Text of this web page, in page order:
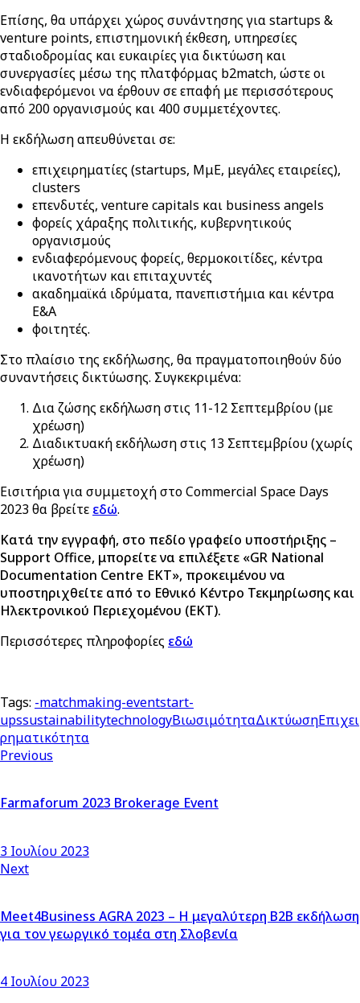
Επίσης, θα υπάρχει χώρος συνάντησης για startups &
venture points, επιστημονική έκθεση, υπηρεσίες
σταδιοδρομίας και ευκαιρίες για δικτύωση και
συνεργασίες μέσω της πλατφόρμας b2match, ώστε οι
ενδιαφερόμενοι να έρθουν σε επαφή με περισσότερους
από 200 οργανισμούς και 400 συμμετέχοντες.
Η εκδήλωση απευθύνεται σε:
επιχειρηματίες (startups, ΜμΕ, μεγάλες εταιρείες),
clusters
επενδυτές, venture capitals και business angels
φορείς χάραξης πολιτικής, κυβερνητικούς
οργανισμούς
ενδιαφερόμενους φορείς, θερμοκοιτίδες, κέντρα
ικανοτήτων και επιταχυντές
ακαδημαϊκά ιδρύματα, πανεπιστήμια και κέντρα
Ε&Α
φοιτητές.
Στο πλαίσιο της εκδήλωσης, θα πραγματοποιηθούν δύο
συναντήσεις δικτύωσης. Συγκεκριμένα:
Δια ζώσης εκδήλωση στις 11-12 Σεπτεμβρίου (με
χρέωση)
Διαδικτυακή εκδήλωση στις 13 Σεπτεμβρίου (χωρίς
χρέωση)
Εισιτήρια για συμμετοχή στο Commercial Space Days
2023 θα βρείτε εδώ.
Κατά την εγγραφή, στο πεδίο γραφείο υποστήριξης –
Support Office, μπορείτε να επιλέξετε «GR National
Documentation Centre EKT», προκειμένου να
υποστηριχθείτε από το Εθνικό Κέντρο Τεκμηρίωσης και
Ηλεκτρονικού Περιεχομένου (EKT).
Περισσότερες πληροφορίες εδώ
Tags: -matchmaking-eventstart-
upssustainabilitytechnologyΒιωσιμότηταΔικτύωσηΕπιχει
ρηματικότητα
Πλοήγηση
Previous
Farmaforum 2023 Brokerage Event
3 Ιουλίου 2023
Next
Meet4Business AGRA 2023 – Η μεγαλύτερη Β2Β εκδήλωση
για τον γεωργικό τομέα στη Σλοβενία
4 Ιουλίου 2023